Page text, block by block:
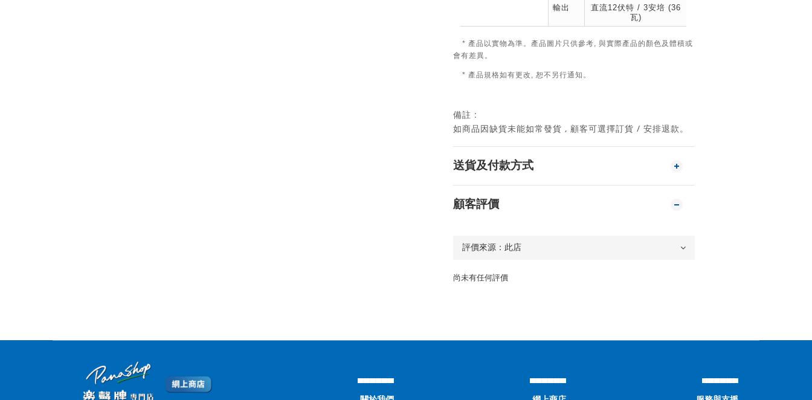
輸出
直流12伏特 / 3安培 (36
瓦)
* 產品以實物為準。產品圖片只供參考, 與實際產品的顏色及體積或
會有差異。
* 產品規格如有更改, 恕不另行通知。
備註 :
如商品因缺貨未能如常發貨 , 顧客可選擇訂貨 / 安排退款。
送貨及付款方式
顧客評價
尚未有任何評價
▄▄▄▄▄▄
▄▄▄▄▄▄
▄▄▄▄▄▄